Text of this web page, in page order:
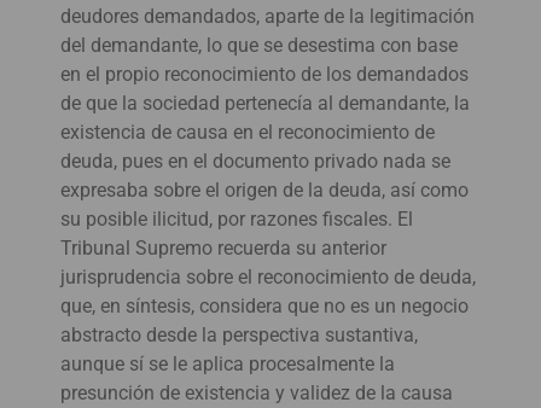
deudores demandados, aparte de la legitimación
del demandante, lo que se desestima con base
en el propio reconocimiento de los demandados
de que la sociedad pertenecía al demandante, la
existencia de causa en el reconocimiento de
deuda, pues en el documento privado nada se
expresaba sobre el origen de la deuda, así como
su posible ilicitud, por razones fiscales. El
Tribunal Supremo recuerda su anterior
jurisprudencia sobre el reconocimiento de deuda,
que, en síntesis, considera que no es un negocio
abstracto desde la perspectiva sustantiva,
aunque sí se le aplica procesalmente la
presunción de existencia y validez de la causa